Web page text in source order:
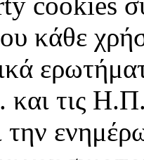
κάθε
τις
την